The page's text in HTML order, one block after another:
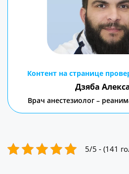
Контент на странице
Дзяба
Врач анестезиолог –
5/5 - (141